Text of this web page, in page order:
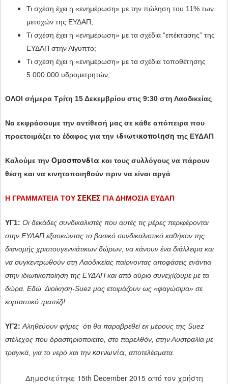
Τι σχέση έχει η «ενημέρωση» με την πώληση του 11% των
μετοχών της ΕΥΔΑΠ;
Τι σχέση έχει η «ενημέρωση» με τα σχέδια “επέκτασης” της
ΕΥΔΑΠ στην Αίγυπτο;
Τι σχέση έχει η «ενημέρωση» με τα σχέδια τοποθέτησης
5.000.000 υδρομετρητών;
ΟΛΟΙ σήμερα Τρίτη 15 Δεκεμβρίου στις 9:30 στη Λαοδικείας
Να εκφράσουμε την αντίθεσή μας σε κάθε απόπειρα που
προετοιμάζει το έδαφος για την ιδιωτικοποίηση της ΕΥΔΑΠ
Καλούμε την Ομοσπονδία και τους συλλόγους να πάρουν
θέση και να κινητοποιηθούν πριν να είναι αργά
Η ΓΡΑΜΜΑΤΕΙΑ ΤΟΥ ΣΕΚΕΣ ΓΙΑ ΔΗΜΟΣΙΑ ΕΥΔΑΠ
ΥΓ1: Οι δεκάδες συνδικαλιστές που αυτές τις μέρες περιφέρονται
στην ΕΥΔΑΠ εξασκώντας το βασικό συνδικαλιστικό καθήκον της
διανομής χριστουγεννιάτικων δώρων, να κάνουν ένα διάλλειμα και
να συγκεντρωθούν στη Λαοδικείας παίρνοντας αποφάσεις ενάντια
στην ιδιωτικοποίηση της ΕΥΔΑΠ και από αύριο συνεχίζουμε με τα
δώρα. Εδώ Διοίκηση-Suez μας ετοιμάζουν ως «φαγώσιμα» σε
εορταστικό τραπέζι!
ΥΓ2: Αληθεύουν φήμες ότι θα παραβρεθεί εκ μέρους της Suez
στέλεχος που δραστηριοποιείτο, στο παρελθόν, στην Αυστραλία με
τραγικά, για το νερό και την κοινωνία , αποτελέσματα.
Δημοσιεύτηκε 15th December 2015από τον χρήστη